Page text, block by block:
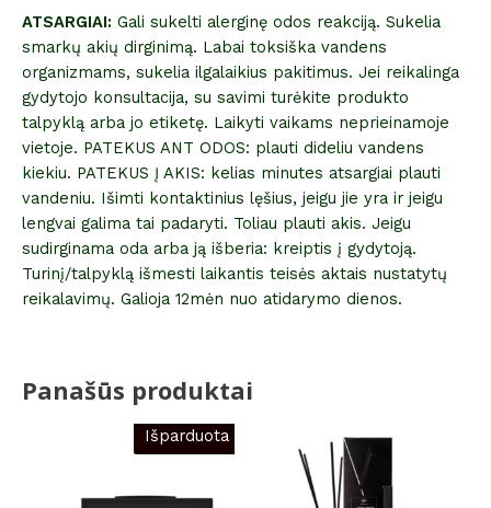
ATSARGIAI: Gali sukelti alerginę odos reakciją. Sukelia
smarkų akių dirginimą. Labai toksiška vandens
organizmams, sukelia ilgalaikius pakitimus. Jei reikalinga
gydytojo konsultacija, su savimi turėkite produkto
talpyklą arba jo etiketę. Laikyti vaikams neprieinamoje
vietoje. PATEKUS ANT ODOS: plauti dideliu vandens
kiekiu. PATEKUS Į AKIS: kelias minutes atsargiai plauti
vandeniu. Išimti kontaktinius lęšius, jeigu jie yra ir jeigu
lengvai galima tai padaryti. Toliau plauti akis. Jeigu
sudirginama oda arba ją išberia: kreiptis į gydytoją.
Turinį/talpyklą išmesti laikantis teisės aktais nustatytų
reikalavimų. Galioja 12mėn nuo atidarymo dienos.
Panašūs produktai
Išparduota